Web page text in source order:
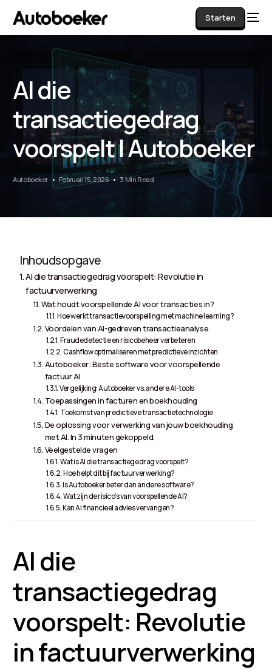
Starten
AI die
transactiegedrag
voorspelt | Autoboeker
Autoboeker Februari 15, 2026 3 Min Read
Inhoudsopgave
AI die transactiegedrag voorspelt: Revolutie in
factuurverwerking
Wat houdt voorspellende AI voor transacties in?
Hoe werkt transactievoorspelling met machine learning?
Voordelen van AI-gedreven transactieanalyse
Fraudedetectie en risicobeheer verbeteren
Cashflow optimaliseren met predictieve inzichten
Autoboeker: Beste software voor voorspellende
factuur AI
Vergelijking: Autoboeker vs. andere AI-tools
Toepassingen in facturen en boekhouding
Toekomst van predictieve transactietechnologie
De oplossing voor verwerking van jouw boekhouding
met AI. In 3 minuten gekoppeld.
Veelgestelde vragen
Wat is AI die transactiegedrag voorspelt?
Hoe helpt dit bij factuurverwerking?
Is Autoboeker beter dan andere software?
Wat zijn de risico’s van voorspellende AI?
Kan AI financieel advies vervangen?
AI die
transactiegedrag
voorspelt: Revolutie
in factuurverwerking